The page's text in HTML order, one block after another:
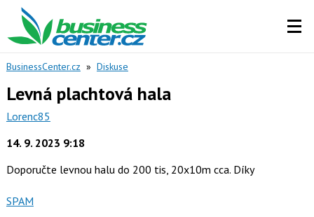
BusinessCenter.cz » Diskuse
Levná plachtová hala
Lorenc85
14. 9. 2023 9:18
Doporučte levnou halu do 200 tis, 20x10m cca. Díky
Nahlásit
SPAM